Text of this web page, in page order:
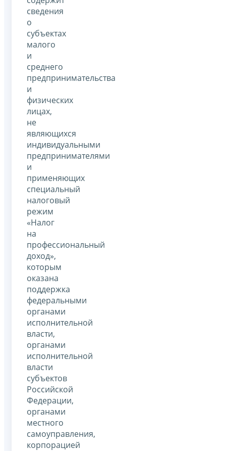
сведения
о
субъектах
малого
и
среднего
предпринимательства
и
физических
лицах,
не
являющихся
индивидуальными
предпринимателями
и
применяющих
специальный
налоговый
режим
«Налог
на
профессиональный
доход»,
которым
оказана
поддержка
федеральными
органами
исполнительной
власти,
органами
исполнительной
власти
субъектов
Российской
Федерации,
органами
местного
самоуправления,
корпорацией